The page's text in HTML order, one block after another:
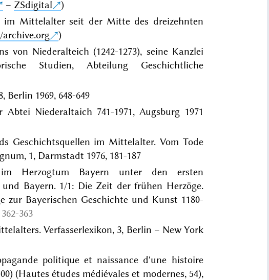
– ZSdigital
)
im Mittelalter seit der Mitte des dreizehnten
)
von Niederalteich (1242-1273), seine Kanzlei
Studien, Abteilung Geschichtliche
Berlin 1969, 648-649
Abtei Niederaltaich 741-1971, Augsburg 1971
Geschichtsquellen im Mittelalter. Vom Tode
1, Darmstadt 1976, 181-187
Herzogtum Bayern unter den ersten
Bayern. 1/1: Die Zeit der frühen Herzöge.
Bayerischen Geschichte und Kunst 1180-
363
Verfasserlexikon, 3, Berlin – New York
politique et naissance d'une histoire
(Hautes études médiévales et modernes, 54),